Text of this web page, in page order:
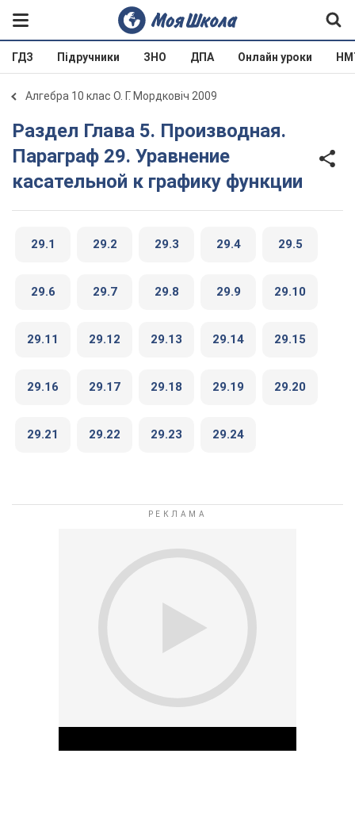
ГДЗ Підручники ЗНО ДПА Онлайн уроки
Алгебра 10 клас О. Г. Мордковіч 2009
Раздел Глава 5. Производная.
Параграф 29. Уравнение
касательной к графику функции
29.1 29.2 29.3 29.4 29.5
29.6 29.7 29.8 29.9 29.10
29.11 29.12 29.13 29.14 29.15
29.16 29.17 29.18 29.19 29.20
29.21 29.22 29.23 29.24